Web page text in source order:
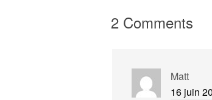
2 Comments
Matt
16 juin